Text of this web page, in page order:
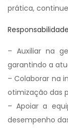
prática,
– Auxiliar na
garantindo a
– Colaborar na
otimização das
– Apoiar a
desempenho